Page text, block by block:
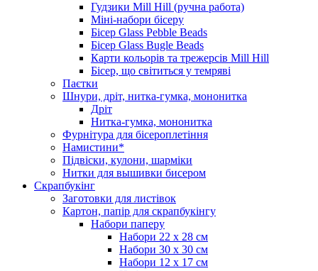
Гудзики Mill Hill (ручна работа)
Міні-набори бісеру
Бісер Glass Pebble Beads
Бісер Glass Bugle Beads
Карти кольорів та трежерсів Mill Hill
Бісер, що світиться у темряві
Паєтки
Шнури, дріт, нитка-гумка, мононитка
Дріт
Нитка-гумка, мононитка
Фурнітура для бісероплетіння
Намистини*
Підвіски, кулони, шарміки
Нитки для вышивки бисером
Скрапбукінг
Заготовки для листівок
Картон, папір для скрапбукінгу
Набори паперу
Набори 22 х 28 см
Набори 30 х 30 см
Набори 12 х 17 см